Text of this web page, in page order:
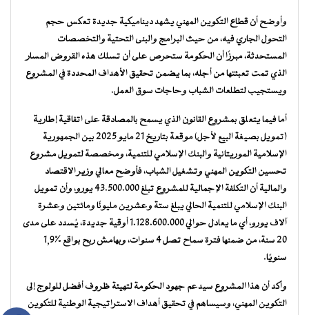
وأوضح أن قطاع التكوين المهني يشهد ديناميكية جديدة تعكس حجم
التحول الجاري فيه، من حيث البرامج والبنى التحتية والتخصصات
المستحدثة، مبرزًا أن الحكومة ستحرص على أن تسلك هذه القروض المسار
الذي تمت تعبئتها من أجله، بما يضمن تحقيق الأهداف المحددة في المشروع
ويستجيب لتطلعات الشباب وحاجات سوق العمل.
أما فيما يتعلق بمشروع القانون الذي يسمح بالمصادقة على اتفاقية إطارية
(تمويل بصيغة البيع لأجل) موقعة بتاريخ 21 مايو 2025 بين الجمهورية
الإسلامية الموريتانية والبنك الإسلامي للتنمية، ومخصصة لتمويل مشروع
تحسين التكوين المهني وتشغيل الشباب، فأوضح معالي وزير الاقتصاد
والمالية أن التكلفة الإجمالية للمشروع تبلغ 43.500.000 يورو، وأن تمويل
البنك الإسلامي للتنمية الحالي يبلغ ستة وعشرين مليونًا ومائتين وعشرة
آلاف يورو، أي ما يعادل حوالي 1.128.600.000 أوقية جديدة، يُسدد على مدى
20 سنة، من ضمنها فترة سماح تصل 4 سنوات، وبهامش ربح بواقع %1,9
سنويًا.
وأكد أن هذا المشروع سيدعم جهود الحكومة لتهيئة ظروف أفضل للولوج إلى
التكوين المهني، وسيساهم في تحقيق أهداف الاستراتيجية الوطنية للتكوين